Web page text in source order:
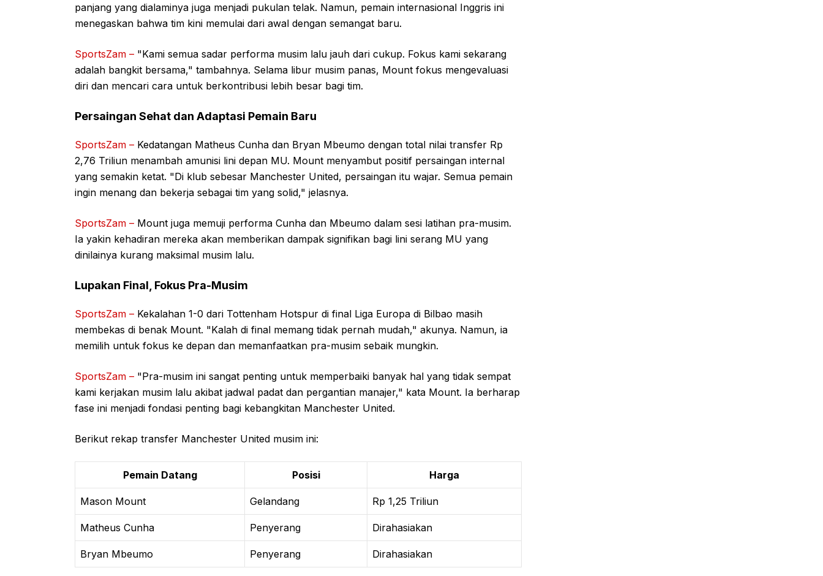
panjang yang dialaminya juga menjadi pukulan telak. Namun, pemain internasional Inggris ini
menegaskan bahwa tim kini memulai dari awal dengan semangat baru.
SportsZam – "Kami semua sadar performa musim lalu jauh dari cukup. Fokus kami sekarang
adalah bangkit bersama," tambahnya. Selama libur musim panas, Mount fokus mengevaluasi
diri dan mencari cara untuk berkontribusi lebih besar bagi tim.
Persaingan Sehat dan Adaptasi Pemain Baru
SportsZam – Kedatangan Matheus Cunha dan Bryan Mbeumo dengan total nilai transfer Rp
2,76 Triliun menambah amunisi lini depan MU. Mount menyambut positif persaingan internal
yang semakin ketat. "Di klub sebesar Manchester United, persaingan itu wajar. Semua pemain
ingin menang dan bekerja sebagai tim yang solid," jelasnya.
SportsZam – Mount juga memuji performa Cunha dan Mbeumo dalam sesi latihan pra-musim.
Ia yakin kehadiran mereka akan memberikan dampak signifikan bagi lini serang MU yang
dinilainya kurang maksimal musim lalu.
Lupakan Final, Fokus Pra-Musim
SportsZam – Kekalahan 1-0 dari Tottenham Hotspur di final Liga Europa di Bilbao masih
membekas di benak Mount. "Kalah di final memang tidak pernah mudah," akunya. Namun, ia
memilih untuk fokus ke depan dan memanfaatkan pra-musim sebaik mungkin.
SportsZam – "Pra-musim ini sangat penting untuk memperbaiki banyak hal yang tidak sempat
kami kerjakan musim lalu akibat jadwal padat dan pergantian manajer," kata Mount. Ia berharap
fase ini menjadi fondasi penting bagi kebangkitan Manchester United.
Berikut rekap transfer Manchester United musim ini:
Pemain Datang Posisi Harga
Mason Mount Gelandang Rp 1,25 Triliun
Matheus Cunha Penyerang Dirahasiakan
Bryan Mbeumo Penyerang Dirahasiakan